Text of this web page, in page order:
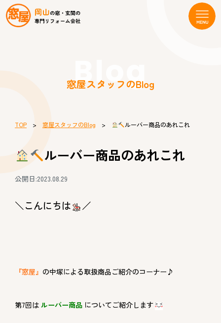
Blog
窓屋スタッフのBlog
TOP > 窓屋スタッフのBlog > ルーバー商品のあれこれ
ルーバー商品のあれこれ
公開日:2023.08.29
＼こんにちは ／
『窓屋』 の中塚による取扱商品ご紹介のコーナー♪
第7回は ルーバー商品 についてご紹介します